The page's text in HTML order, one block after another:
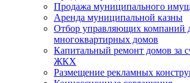
Продажа муниципального
Аренда муниципальной казны
Отбор управляющих компаний
многоквартирных домов
Капитальный ремонт домов за
ЖКХ
Размещение рекламных